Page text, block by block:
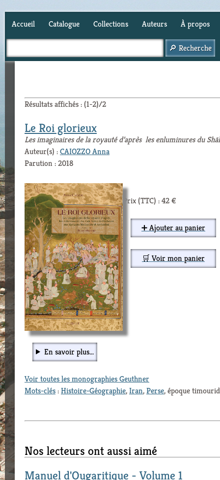
Accueil Catalogue Collections Auteurs À propos
Résultats affichés : (1-2)/2
Le Roi glorieux
Les imaginaires de la royauté d’après les enluminures du
Auteur(s) :CAIOZZO Anna
Parution : 2018
Prix (TTC) : 42 €
➕ Ajouter au panier
🛒 Voir mon panier
En savoir plus...
Voir toutes les monographies Geuthner
Mots-clés:Histoire-Géographie,Iran,Perse, époque
Nos lecteurs ont aussi aimé
Manuel d'Ougaritique - Volume 1